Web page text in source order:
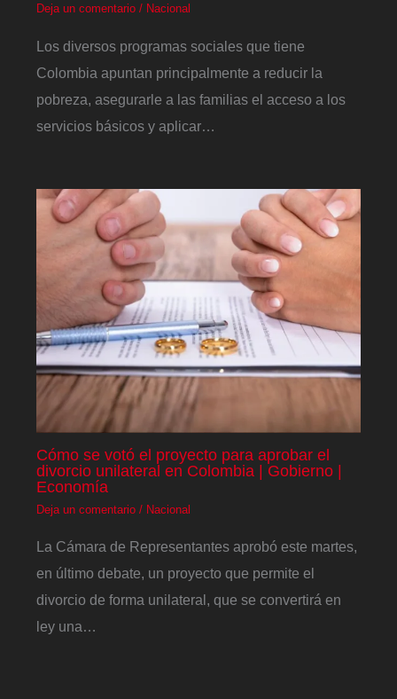
Deja un comentario / Nacional
Los diversos programas sociales que tiene
Colombia apuntan principalmente a reducir la
pobreza, asegurarle a las familias el acceso a los
servicios básicos y aplicar…
Cómo se votó el proyecto para aprobar el
divorcio unilateral en Colombia | Gobierno |
Economía
Deja un comentario / Nacional
La Cámara de Representantes aprobó este martes,
en último debate, un proyecto que permite el
divorcio de forma unilateral, que se convertirá en
ley una…